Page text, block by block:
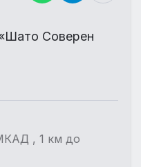
Соверен
, 1 км до